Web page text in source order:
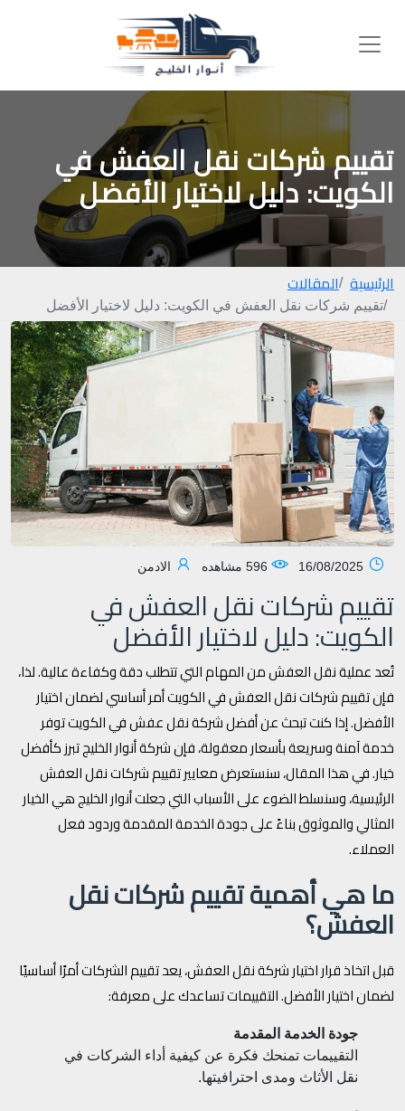
تقييم شركات نقل العفش في
الكويت: دليل لاختيار الأفضل
الرئيسية المقالات
تقييم شركات نقل العفش في الكويت: دليل لاختيار الأفضل
الادمن
تقييم شركات نقل العفش في
الكويت: دليل لاختيار الأفضل
تُعد عملية نقل العفش من المهام التي تتطلب دقة وكفاءة عالية. لذا،
فإن تقييم شركات نقل العفش في الكويت أمر أساسي لضمان اختيار
الأفضل. إذا كنت تبحث عن أفضل شركة نقل عفش في الكويت توفر
خدمة آمنة وسريعة بأسعار معقولة، فإن شركة أنوار الخليج تبرز كأفضل
خيار. في هذا المقال، سنستعرض معايير تقييم شركات نقل العفش
الرئيسية، وسنسلط الضوء على الأسباب التي جعلت أنوار الخليج هي الخيار
المثالي والموثوق بناءً على جودة الخدمة المقدمة وردود فعل
العملاء.
ما هي أهمية تقييم شركات نقل
العفش؟
قبل اتخاذ قرار اختيار شركة نقل العفش، يعد تقييم الشركات أمرًا أساسيًا
لضمان اختيار الأفضل. التقييمات تساعدك على معرفة:
جودة الخدمة المقدمة
التقييمات تمنحك فكرة عن كيفية أداء الشركات في
نقل الأثاث ومدى احترافيتها.